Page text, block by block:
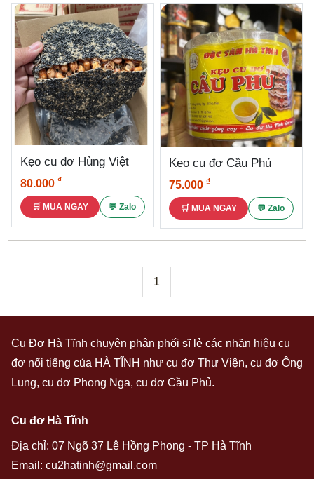
Kẹo cu đơ Hùng Việt
80.000 ₫
🛒 MUA NGAY 💬 Zalo
Kẹo cu đơ Cầu Phủ
75.000 ₫
🛒 MUA NGAY 💬 Zalo
1
Cu Đơ Hà Tĩnh chuyên phân phối sĩ lẻ các nhãn hiệu cu
đơ nổi tiếng của HÀ TĨNH như cu đơ Thư Viện, cu đơ Ông
Lung, cu đơ Phong Nga, cu đơ Cầu Phủ.
Cu đơ Hà Tĩnh
Địa chỉ: 07 Ngõ 37 Lê Hồng Phong - TP Hà Tĩnh
Email: cu2hatinh@gmail.com